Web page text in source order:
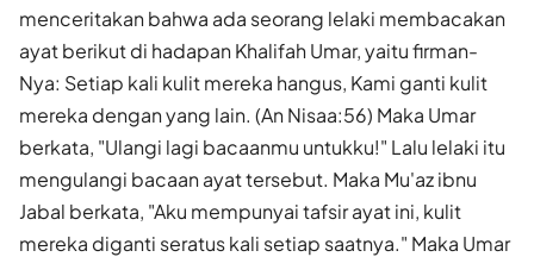
menceritakan bahwa ada seorang lelaki membacakan
ayat berikut di hadapan Khalifah Umar, yaitu firman-
Nya: Setiap kali kulit mereka hangus, Kami ganti kulit
mereka dengan yang lain. (An Nisaa:56) Maka Umar
berkata, "Ulangi lagi bacaanmu untukku!" Lalu lelaki itu
mengulangi bacaan ayat tersebut. Maka Mu'az ibnu
Jabal berkata, "Aku mempunyai tafsir ayat ini, kulit
mereka diganti seratus kali setiap saatnya." Maka Umar